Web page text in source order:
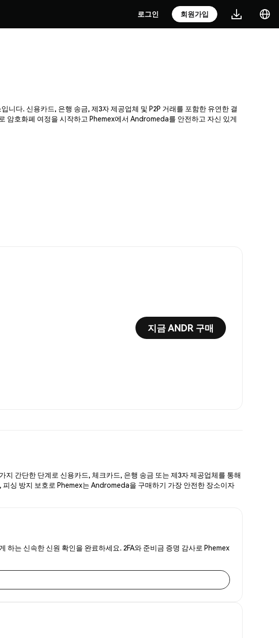
로그인 회원가입
다. 신용카드, 은행 송금, 제3자 제공업체 및 P2P 거래를 포함한 유연한 결
암호화폐 여정을 시작하고 Phemex에서 Andromeda를 안전하고 자신 있게
지금 ANDR 구매
간단한 단계로 신용카드, 체크카드, 은행 송금 또는 제3자 제공업체를 통해
싱 방지 보호로 Phemex는 Andromeda을 구매하기 가장 안전한 장소이자
는 신속한 신원 확인을 완료하세요. 2FA와 준비금 증명 감사로 Phemex